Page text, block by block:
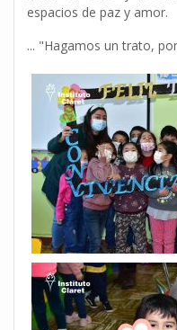
espacios de paz y amor.
... "Hagamos un trato,